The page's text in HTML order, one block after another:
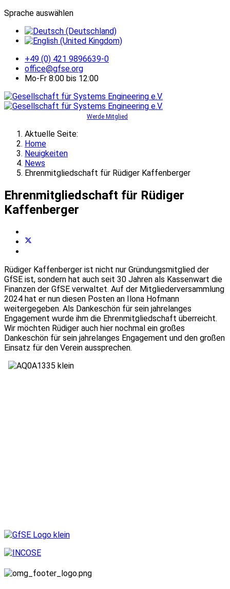
Sprache auswählen
+49 (0) 421 9896639-0
office@gfse.org
Mo-Fr 8:00 bis 12:00
Werde Mitglied
Aktuelle Seite:
Home
Neuigkeiten
News
Ehrenmitgliedschaft für Rüdiger Kaffenberger
Ehrenmitgliedschaft für Rüdiger
Kaffenberger
Rüdiger Kaffenberger ist nicht nur Gründungsmitglied der
GfSE ist, sondern hat auch seit 30 Jahren als Kassenwart die
Finanzen der GfSE verwaltet. Auf der Mitgliederversammlung
2024 hat er nun diesen Posten an Ilona Hofmann
weitergegeben. Als Dankeschön für sein jahrelanges
Engagement wurde ihm die Ehrenmitgliedschaft überreicht.
Wir möchten Rüdiger auch hier nochmal ein großes
Dankeschön für sein jahrelanges Engagement und den großen
Einsatz für den Verein aussprechen.